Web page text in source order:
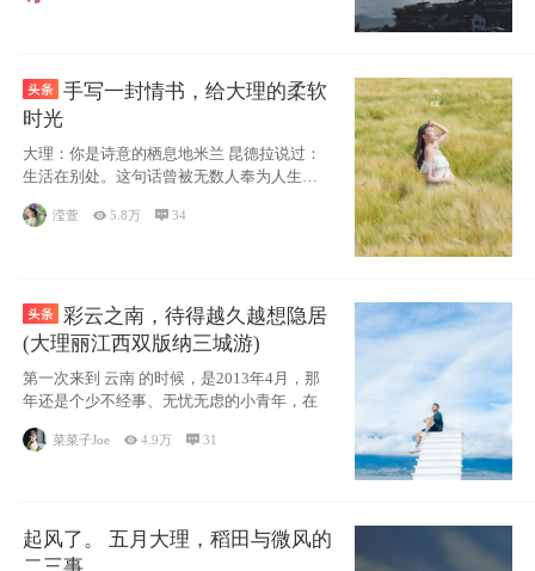
手写一封情书，给大理的柔软
时光
大理：你是诗意的栖息地米兰 昆德拉说过：
生活在别处。这句话曾被无数人奉为人生信
条，并
滢萱 5.8万 34
彩云之南，待得越久越想隐居
(大理丽江西双版纳三城游)
第一次来到 云南 的时候，是2013年4月，那
年还是个少不经事、无忧无虑的小青年，在
菜菜子Joe 4.9万  31
起风了。 五月大理，稻田与微风的